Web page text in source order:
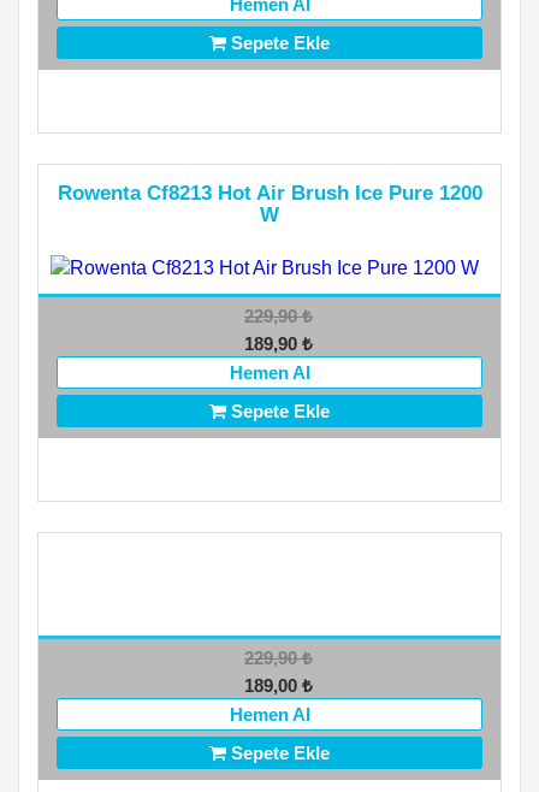
Hemen Al
Sepete Ekle
Rowenta Cf8213 Hot Air Brush Ice Pure 1200
W
229,90₺
189,90 ₺
Hemen Al
Sepete Ekle
229,90₺
189,00 ₺
Hemen Al
Sepete Ekle